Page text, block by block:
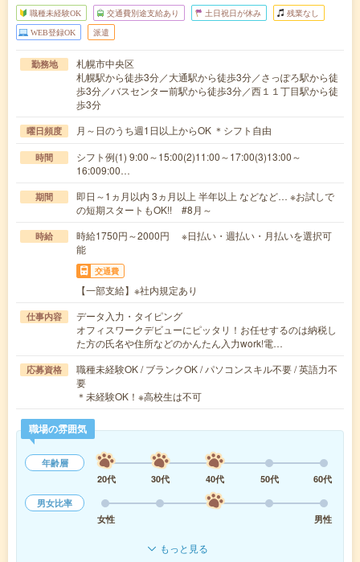
職種未経験OK 交通費別途支給あり 土日祝日が休み 残業なし
WEB登録OK 派遣
勤務地
札幌市中央区
札幌駅から徒歩3分／大通駅から徒歩3分／さっぽろ駅から徒
歩3分／バスセンター前駅から徒歩3分／西１１丁目駅から徒
歩3分
曜日頻度 月～日のうち週1日以上からOK ＊シフト自由
時間
シフト例(1) 9:00～15:00(2)11:00～17:00(3)13:00～
16:009:00…
期間
即日～1ヵ月以内 3ヵ月以上 半年以上 などなど… ※お試しで
の短期スタートもOK!! #8月～
時給
時給1750円～2000円 ※日払い・週払い・月払いを選択可
能
交通費
【一部支給】※社内規定あり
仕事内容
データ入力・タイピング
オフィスワークデビューにピッタリ！お任せするのは納税し
た方の氏名や住所などのかんたん入力work!電…
応募資格
職種未経験OK / ブランクOK / パソコンスキル不要 / 英語力不
要
＊未経験OK！※高校生は不可
職場の雰囲気
年齢層
20代
30代 40代 50代
60代
男女比率
女性
男性
もっと見る